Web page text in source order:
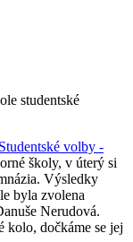
studentské
Studentské volby -
školy, v úterý si
Výsledky
byla zvolena
Nerudová.
kolo, dočkáme se jej